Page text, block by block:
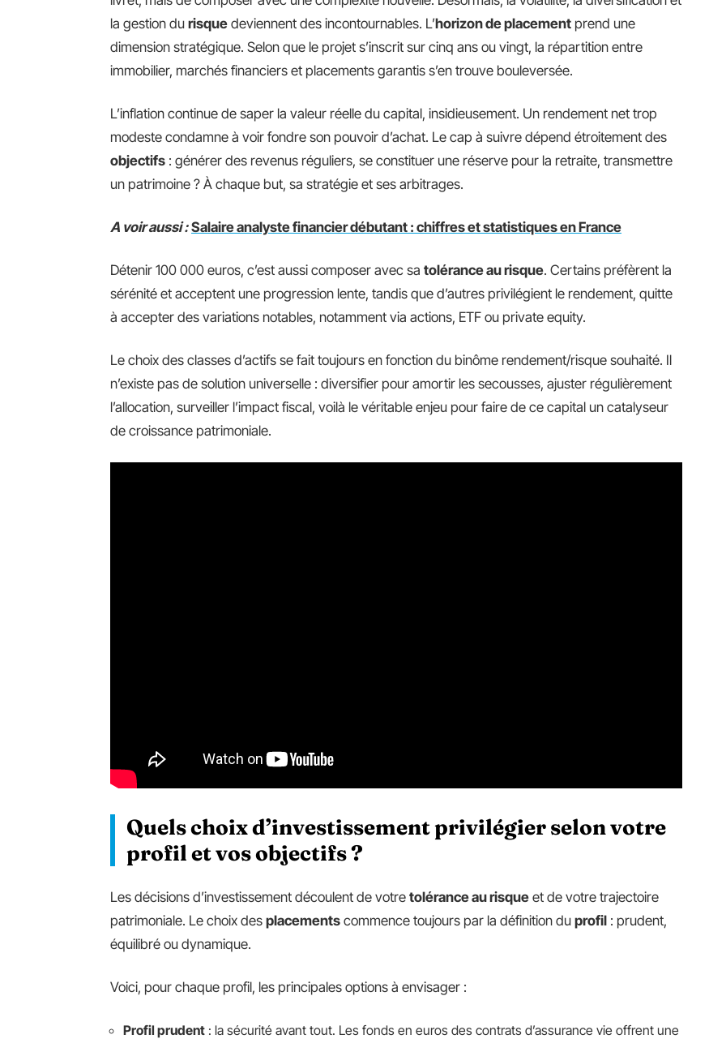
la gestion du risque deviennent des incontournables. L’horizon de placement prend une
dimension stratégique. Selon que le projet s’inscrit sur cinq ans ou vingt, la répartition entre
immobilier, marchés financiers et placements garantis s’en trouve bouleversée.
L’inflation continue de saper la valeur réelle du capital, insidieusement. Un rendement net trop
modeste condamne à voir fondre son pouvoir d’achat. Le cap à suivre dépend étroitement des
objectifs : générer des revenus réguliers, se constituer une réserve pour la retraite, transmettre
un patrimoine ? À chaque but, sa stratégie et ses arbitrages.
A voir aussi : Salaire analyste financier débutant : chiffres et statistiques en France
Détenir 100 000 euros, c’est aussi composer avec sa tolérance au risque. Certains préfèrent la
sérénité et acceptent une progression lente, tandis que d’autres privilégient le rendement, quitte
à accepter des variations notables, notamment via actions, ETF ou private equity.
Le choix des classes d’actifs se fait toujours en fonction du binôme rendement/risque souhaité. Il
n’existe pas de solution universelle : diversifier pour amortir les secousses, ajuster régulièrement
l’allocation, surveiller l’impact fiscal, voilà le véritable enjeu pour faire de ce capital un catalyseur
de croissance patrimoniale.
Quels choix d’investissement privilégier selon votre
profil et vos objectifs ?
Les décisions d’investissement découlent de votre tolérance au risque et de votre trajectoire
patrimoniale. Le choix des placements commence toujours par la définition du profil : prudent,
équilibré ou dynamique.
Voici, pour chaque profil, les principales options à envisager :
Profil prudent : la sécurité avant tout. Les fonds en euros des contrats d’assurance vie offrent une